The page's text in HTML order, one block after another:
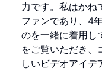
力です。私はかね
ファンであり、4
のを一緒に着用し
をご覧いただき、
しいビデオアイデ